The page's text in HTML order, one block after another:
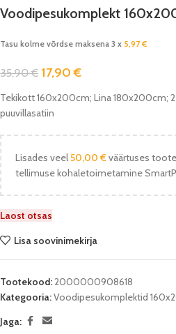
Voodipesukomplekt
Tasu kolme võrdse maksena 3 x 5,97€
35,90€ 17,90€
Tekikott 160x200cm; Lina 180x200cm;
puuvillasatiin
Lisades veel50,00 €väärtuses
tellimuse kohaletoimetamine
Laost otsas
Lisa soovinimekirja
Tootekood:2000000908618
Kategooria:Voodipesukomplektid
Jaga: